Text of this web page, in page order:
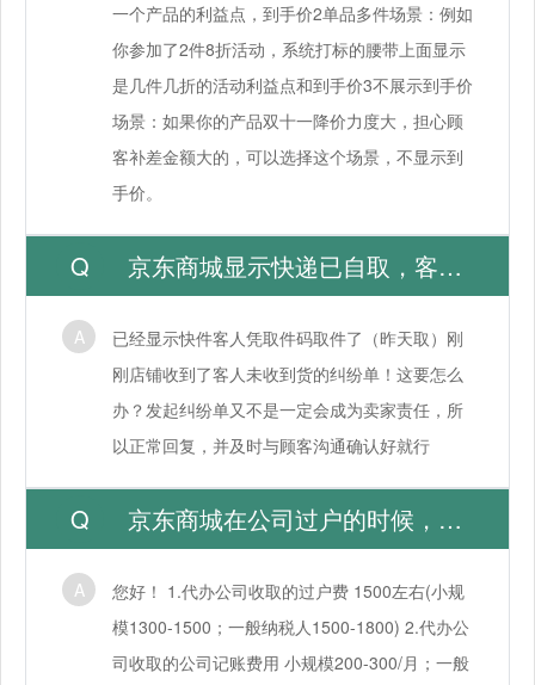
一个产品的利益点，到手价2单品多件场景：例如
你参加了2件8折活动，系统打标的腰带上面显示
是几件几折的活动利益点和到手价3不展示到手价
场景：如果你的产品双十一降价力度大，担心顾
客补差金额大的，可以选择这个场景，不显示到
手价。
京东商城显示快递已自取，客人还是发起纠纷单
已经显示快件客人凭取件码取件了（昨天取）刚
刚店铺收到了客人未收到货的纠纷单！这要怎么
办？发起纠纷单又不是一定会成为卖家责任，所
以正常回复，并及时与顾客沟通确认好就行
京东商城在公司过户的时候，需要支付哪些费用呢？
您好！ 1.代办公司收取的过户费 1500左右(小规
模1300-1500；一般纳税人1500-1800) 2.代办公
司收取的公司记账费用 小规模200-300/月；一般